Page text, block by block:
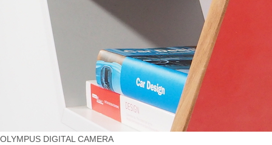
OLYMPUS DIGITAL CAMERA